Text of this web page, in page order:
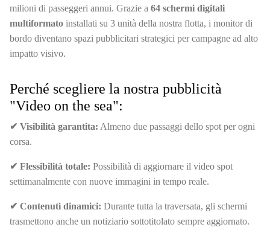
milioni di passeggeri annui. Grazie a 64 schermi digitali
multiformato installati su 3 unità della nostra flotta, i monitor di
bordo diventano spazi pubblicitari strategici per campagne ad alto
impatto visivo.
Perché scegliere la nostra pubblicità
"Video on the sea":
✔ Visibilità garantita: Almeno due passaggi dello spot per ogni
corsa.
✔ Flessibilità totale: Possibilità di aggiornare il video spot
settimanalmente con nuove immagini in tempo reale.
✔ Contenuti dinamici: Durante tutta la traversata, gli schermi
trasmettono anche un notiziario sottotitolato sempre aggiornato.